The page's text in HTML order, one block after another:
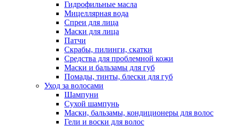
Гидрофильные масла
Мицеллярная вода
Спреи для лица
Маски для лица
Патчи
Скрабы, пилинги, скатки
Средства для проблемной кожи
Маски и бальзамы для губ
Помады, тинты, блески для губ
Уход за волосами
Шампуни
Сухой шампунь
Маски, бальзамы, кондиционеры для волос
Гели и воски для волос